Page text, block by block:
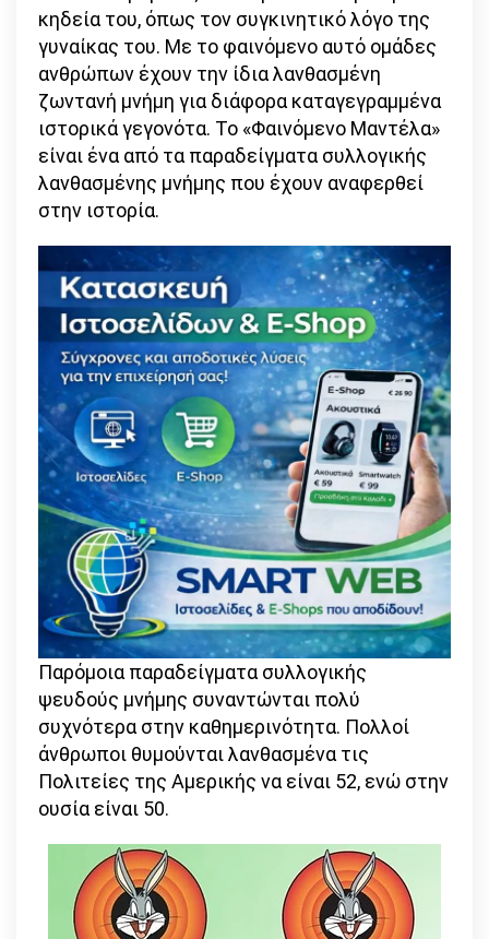
κηδεία του, όπως τον συγκινητικό λόγο της
γυναίκας του. Με το φαινόμενο αυτό ομάδες
ανθρώπων έχουν την ίδια λανθασμένη
ζωντανή μνήμη για διάφορα καταγεγραμμένα
ιστορικά γεγονότα. Το «Φαινόμενο Μαντέλα»
είναι ένα από τα παραδείγματα συλλογικής
λανθασμένης μνήμης που έχουν αναφερθεί
στην ιστορία.
Παρόμοια παραδείγματα συλλογικής
ψευδούς μνήμης συναντώνται πολύ
συχνότερα στην καθημερινότητα. Πολλοί
άνθρωποι θυμούνται λανθασμένα τις
Πολιτείες της Αμερικής να είναι 52, ενώ στην
ουσία είναι 50.